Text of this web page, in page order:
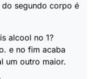
segundo corpo é
alcool no 1?
e no fim acaba
um outro maior.